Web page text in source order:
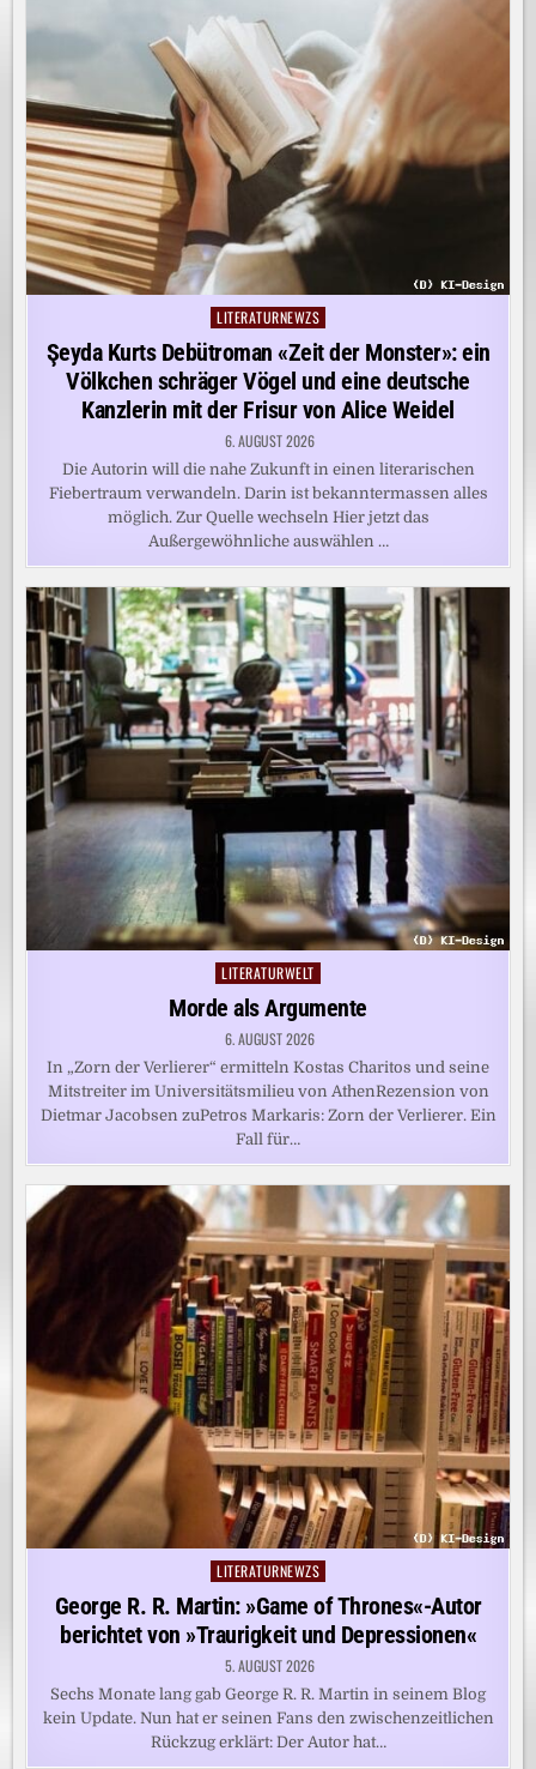
Posted
in
LITERATURNEWZS
Şeyda Kurts Debütroman «Zeit der Monster»: ein
Völkchen schräger Vögel und eine deutsche
Kanzlerin mit der Frisur von Alice Weidel
6. AUGUST 2026
Die Autorin will die nahe Zukunft in einen literarischen
Fiebertraum verwandeln. Darin ist bekanntermassen alles
möglich. Zur Quelle wechseln Hier jetzt das
Außergewöhnliche auswählen …
Posted
in
LITERATURWELT
Morde als Argumente
6. AUGUST 2026
In „Zorn der Verlierer“ ermitteln Kostas Charitos und seine
Mitstreiter im Universitätsmilieu von AthenRezension von
Dietmar Jacobsen zuPetros Markaris: Zorn der Verlierer. Ein
Fall für…
Posted
in
LITERATURNEWZS
George R. R. Martin: »Game of Thrones«-Autor
berichtet von »Traurigkeit und Depressionen«
5. AUGUST 2026
Sechs Monate lang gab George R. R. Martin in seinem Blog
kein Update. Nun hat er seinen Fans den zwischenzeitlichen
Rückzug erklärt: Der Autor hat…